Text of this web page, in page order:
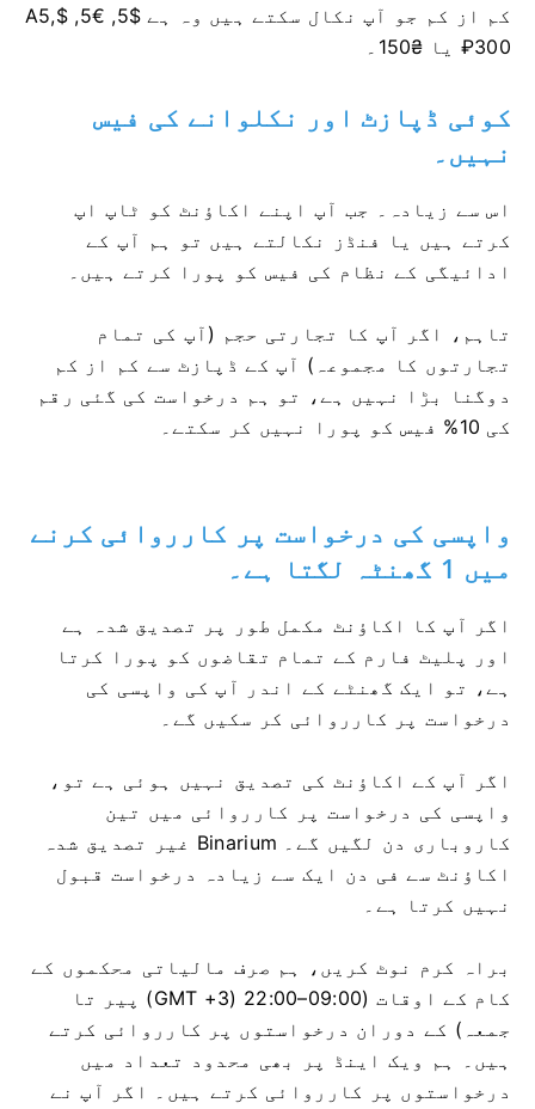
کم از کم جو آپ نکال سکتے ہیں وہ ہے $5, €5, $A5,
₽300 یا ₴150۔
کوئی ڈپازٹ اور نکلوانے کی فیس
نہیں۔
اس سے زیادہ۔ جب آپ اپنے اکاؤنٹ کو ٹاپ اپ
کرتے ہیں یا فنڈز نکالتے ہیں تو ہم آپ کے
ادائیگی کے نظام کی فیس کو پورا کرتے ہیں۔
تاہم، اگر آپ کا تجارتی حجم (آپ کی تمام
تجارتوں کا مجموعہ) آپ کے ڈپازٹ سے کم از کم
دوگنا بڑا نہیں ہے، تو ہم درخواست کی گئی رقم
کی 10% فیس کو پورا نہیں کر سکتے۔
واپسی کی درخواست پر کارروائی کرنے
میں 1 گھنٹہ لگتا ہے۔
اگر آپ کا اکاؤنٹ مکمل طور پر تصدیق شدہ ہے
اور پلیٹ فارم کے تمام تقاضوں کو پورا کرتا
ہے، تو ایک گھنٹے کے اندر آپ کی واپسی کی
درخواست پر کارروائی کر سکیں گے۔
اگر آپ کے اکاؤنٹ کی تصدیق نہیں ہوئی ہے تو،
واپسی کی درخواست پر کارروائی میں تین
کاروباری دن لگیں گے۔ Binarium غیر تصدیق شدہ
اکاؤنٹ سے فی دن ایک سے زیادہ درخواست قبول
نہیں کرتا ہے۔
براہ کرم نوٹ کریں، ہم صرف مالیاتی محکموں کے
کام کے اوقات (09:00–22:00 (GMT +3) پیر تا
جمعہ) کے دوران درخواستوں پر کارروائی کرتے
ہیں۔ ہم ویک اینڈ پر بھی محدود تعداد میں
درخواستوں پر کارروائی کرتے ہیں۔ اگر آپ نے